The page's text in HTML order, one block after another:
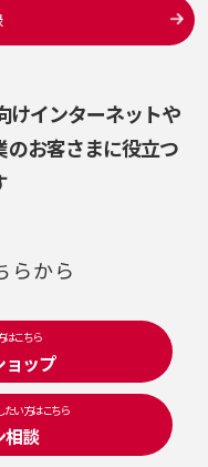
けインターネットや
のお客さまに役立つ
らから
はこちら
ョップ
たい方はこちら
相談